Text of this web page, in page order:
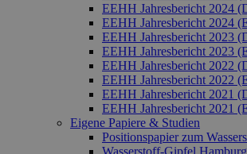
EEHH Jahresbericht 2024
EEHH Jahresbericht 2024
EEHH Jahresbericht 2023
EEHH Jahresbericht 2023
EEHH Jahresbericht 2022
EEHH Jahresbericht 2022
EEHH Jahresbericht 2021
EEHH Jahresbericht 2021
Eigene Papiere & Studien
Positionspapier zum
Wasserstoff-Gipfel Hamburg